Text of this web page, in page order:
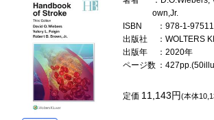
own,Jr.
ISBN
：978-1-
出版社
：WOLTERS
出版年
：2020年
ページ数 ：
定価 11,143円(本体